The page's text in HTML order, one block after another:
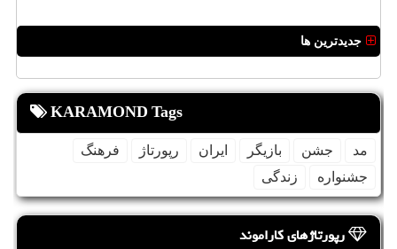
جدیدترین ها
KARAMOND Tags
مد جشن بازیگر ایران رپورتاژ
فرهنگ
جشنواره
زندگی
رپورتاژهای کاراموند